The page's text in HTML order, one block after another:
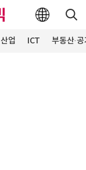
산업 ICT 부동산·